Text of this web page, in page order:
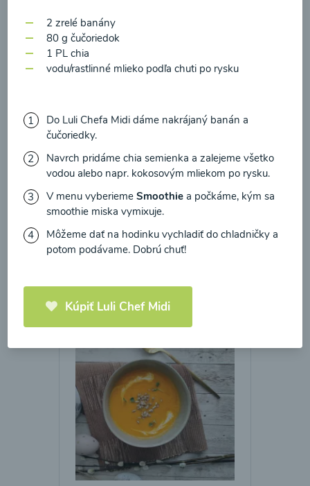
00:10
Načítať ďalšie
Polievky mixované
2 zrelé banány
80 g čučoriedok
1 PL chia
vodu/rastlinné mlieko podľa chuti po rysku
Do Luli Chefa Midi dáme nakrájaný banán a
čučoriedky.
Navrch pridáme chia semienka a zalejeme všetko
vodou alebo napr. kokosovým mliekom po rysku.
V menu vyberiemeSmoothie a počkáme, kým sa
smoothie miska vymixuje.
Môžeme dať na hodinku vychladiť do chladničky a
potom podávame. Dobrú chuť!
Kúpiť Luli Chef Midi
prečítal(a)informácie o Ochrane osobných
údajova súhlasím s nimi.
Súhlasím